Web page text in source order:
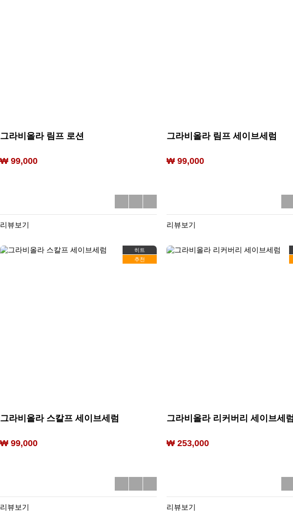
그라비올라 림프 로션
₩ 99,000
리뷰보기
그라비올라 림프 세이브세럼
₩ 99,000
리뷰보기
히트
추천
그라비올라 스칼프 세이브세럼
₩ 99,000
리뷰보기
그라비올라 리커버리 세이브세럼
₩ 253,000
리뷰보기